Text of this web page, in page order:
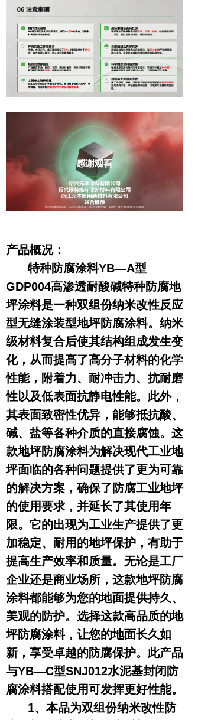
产品概况：
特种防腐涂料YB—A型
GDP004高渗透耐酸碱特种防腐地
坪涂料是一种双组份纳米改性反应
型无缝涂装型地坪防腐涂料。纳米
级材料复合后使其结构组成发生变
化，从而提高了高分子材料的化学
性能，附着力、耐冲击力、抗耐磨
性以及低表面抗静电性能。此外，
其表面致密性优异，能够抵抗酸、
碱、盐等各种介质的直接腐蚀。这
款地坪防腐涂料为解决现代工业地
坪面临的各种问题提供了更为可靠
的解决方案，确保了防腐工业地坪
的使用要求，并延长了其使用年
限。它的出现为工业生产提供了更
加稳定、耐用的地坪保护，有助于
提高生产效率和质量。无论是工厂
企业还是商业场所，这款地坪防腐
涂料都能够为您的地面提供持久、
美观的防护。选择这款高品质的地
坪防腐涂料，让您的地面长久如
新，享受卓越的防腐保护。此产品
与YB—C型SNJ012水泥基封闭防
腐涂料搭配使用可发挥更好性能。
1、本品为双组份纳米改性防